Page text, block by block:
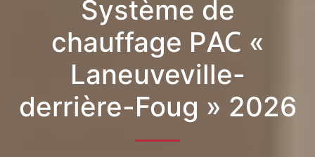
Système de
chauffage PAC «
Laneuveville-
derrière-Foug » 2026